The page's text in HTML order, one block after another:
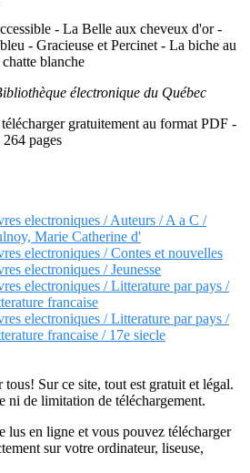
- La Belle aux cheveux d'or -
- Gracieuse et Percinet - La biche au
blanche
électronique du Québec
gratuitement au format PDF -
pages
electroniques / Auteurs / A a C /
Marie Catherine d'
electroniques / Contes et nouvelles
electroniques / Jeunesse
electroniques / Litterature par pays /
francaise
electroniques / Litterature par pays /
francaise / 17e siecle
Sur ce site, tout est gratuit et légal.
ni de limitation de téléchargement.
lus en ligne et vous pouvez télécharger
sur votre ordinateur, liseuse,